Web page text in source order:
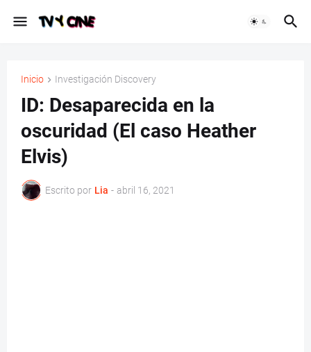
Inicio Investigación Discovery
ID: Desaparecida en la
oscuridad (El caso Heather
Elvis)
Escrito por Lia - abril 16, 2021